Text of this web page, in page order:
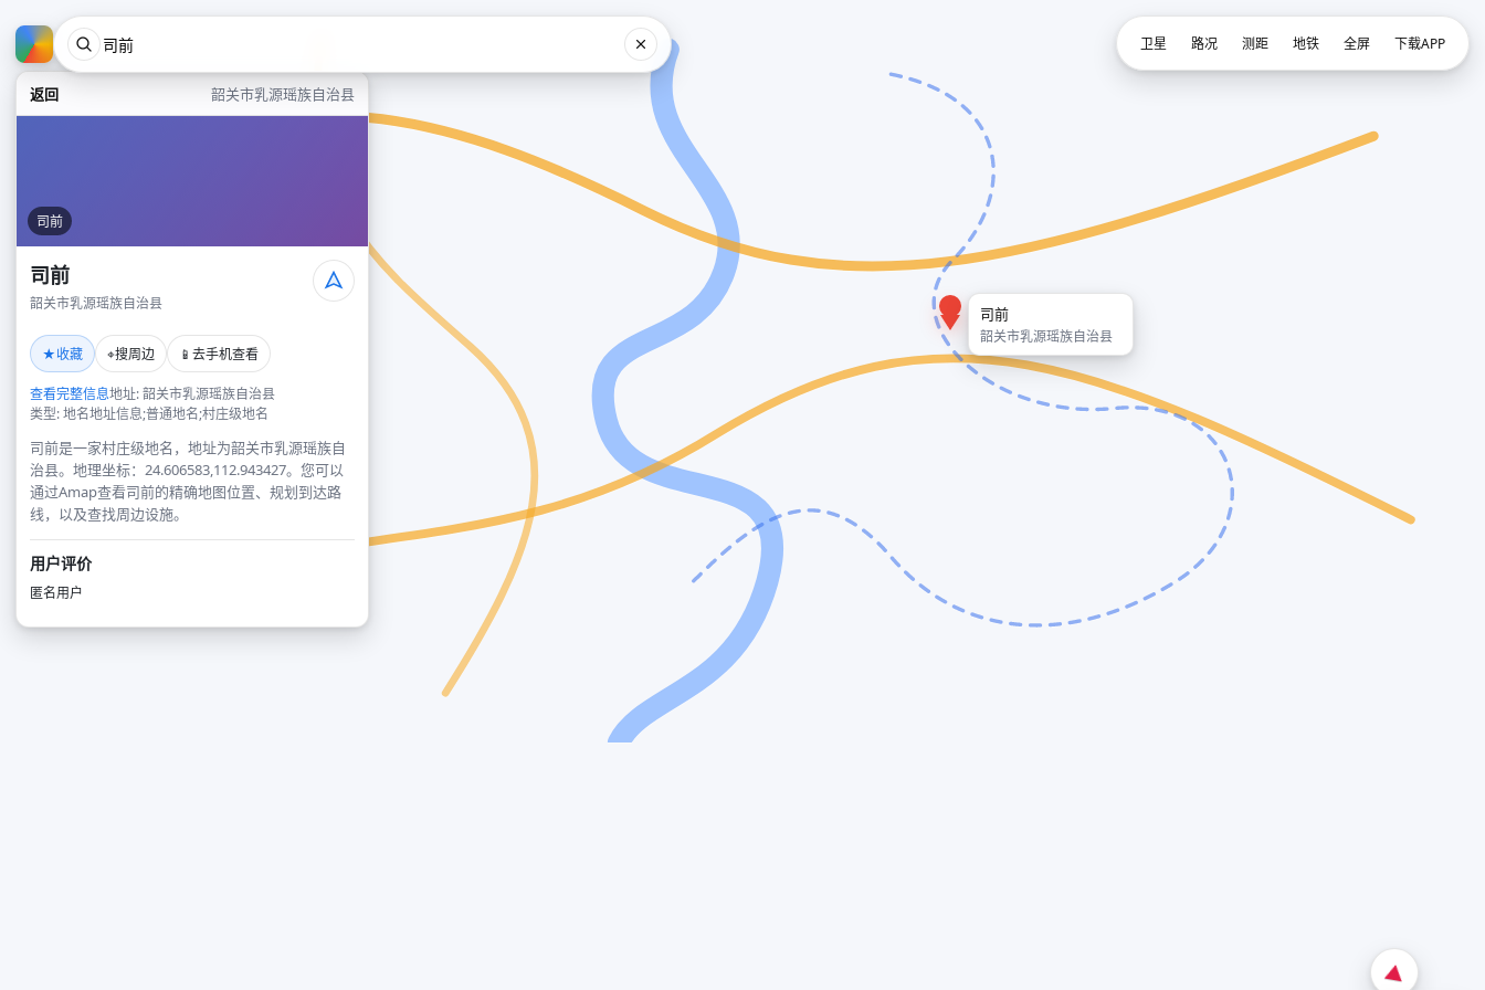
返回 韶关市乳源瑶族自治县
司前
司前
韶关市乳源瑶族自治县
★收藏 ⌖搜周边 📱 去手机查看
查看完整信息地址: 韶关市乳源瑶族自治县
类型: 地名地址信息;普通地名;村庄级地名
司前是一家村庄级地名，地址为韶关市乳源瑶族自
治县。地理坐标：24.606583,112.943427。您可以
通过Amap查看司前的精确地图位置、规划到达路
线，以及查找周边设施。
用户评价
匿名用户
司前
韶关市乳源瑶族自治县
卫星 路况 测距 地铁 全屏 下载APP